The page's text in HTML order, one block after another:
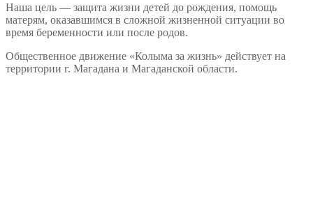
Наша цель — защита жизни детей до рождения, помощь
матерям, оказавшимся в сложной жизненной ситуации во
время беременности или после родов.
Общественное движение «Колыма за жизнь» действует на
территории г. Магадана и Магаданской области.